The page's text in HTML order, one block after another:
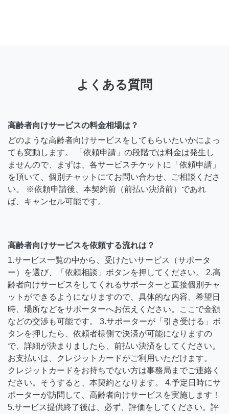
よくある質問
高齢者向けサービスの料金相場は？
どのような高齢者向けサービスをしてもらいたいかによっ
ても変動します。 「依頼申請」の段階では料金は発生し
ませんので、まずは、各サービスチケットに「依頼申請」
を頂いて、個別チャットにてお問い合わせ、ご相談くださ
い。 ※依頼申請後、本契約前（前払い決済前）であれ
ば、キャンセル可能です。
高齢者向けサービスを依頼する流れは？
1.サービス一覧の中から、受けたいサービス（サポータ
ー）を選び、「依頼相談」ボタンを押してください。 2.高
齢者向けサービスをしてくれるサポーターと直接個別チャ
ットができるようになりますので、具体的な内容、希望日
時、場所などをサポーターへお伝えください。ここで金額
などの交渉も可能です。 3.サポーターが「引き受ける」ボ
タンを押したら、依頼者様側で決済が可能になりますの
で、詳細が決まりましたら、前払い決済をしてください。
お支払いは、クレジットカードがご利用いただけます。
クレジットカードをお持ちでない方は事務局までご連絡く
ださい。そうすると、本契約となります。 4.予定日時にサ
ポーターが訪問して、高齢者向けサービスを実施します！
5.サービス提供終了後は、必ず、評価をしてください。評